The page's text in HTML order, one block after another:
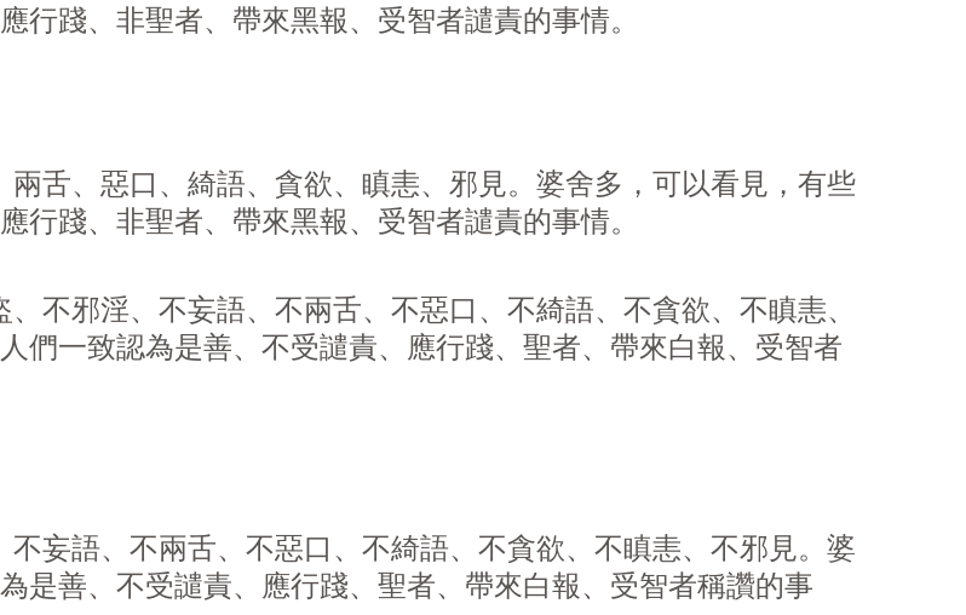
行踐、非聖者、帶來黑報、受智者譴責的事情。
舌、惡口、綺語、貪欲、瞋恚、邪見。婆舍多，可以看見，有些
行踐、非聖者、帶來黑報、受智者譴責的事情。
不邪淫、不妄語、不兩舌、不惡口、不綺語、不貪欲、不瞋恚、
們一致認為是善、不受譴責、應行踐、聖者、帶來白報、受智者
妄語、不兩舌、不惡口、不綺語、不貪欲、不瞋恚、不邪見。婆
是善、不受譴責、應行踐、聖者、帶來白報、受智者稱讚的事